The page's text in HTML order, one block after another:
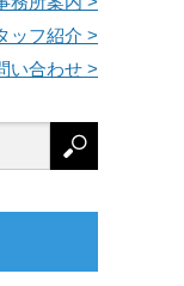
ッフ紹介 >
い合わせ >